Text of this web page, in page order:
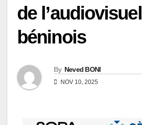
de l’audiovisuel
béninois
By Neved BONI
NOV 10, 2025